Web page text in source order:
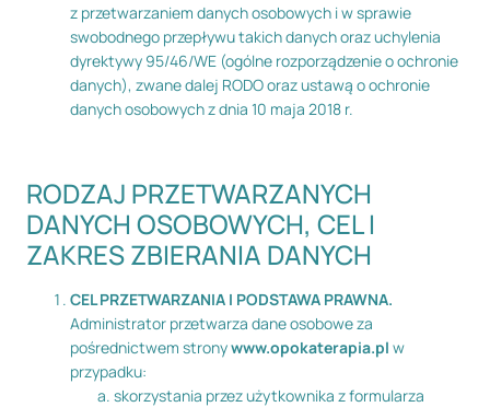
z przetwarzaniem danych osobowych i w sprawie
swobodnego przepływu takich danych oraz uchylenia
dyrektywy 95/46/WE (ogólne rozporządzenie o ochronie
danych), zwane dalej RODO oraz ustawą o ochronie
danych osobowych z dnia 10 maja 2018 r.
RODZAJ PRZETWARZANYCH
DANYCH OSOBOWYCH, CEL I
ZAKRES ZBIERANIA DANYCH
CEL PRZETWARZANIA I PODSTAWA PRAWNA.
Administrator przetwarza dane osobowe za
pośrednictwem stronywww.opokaterapia.pl w
przypadku:
skorzystania przez użytkownika z formularza